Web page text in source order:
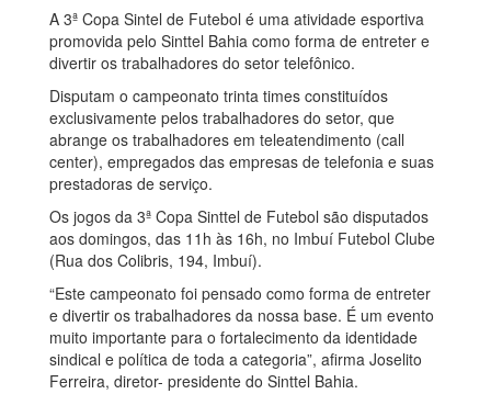
A 3ª Copa Sintel de Futebol é uma atividade esportiva
promovida pelo Sinttel Bahia como forma de entreter e
divertir os trabalhadores do setor telefônico.
Disputam o campeonato trinta times constituídos
exclusivamente pelos trabalhadores do setor, que
abrange os trabalhadores em teleatendimento (call
center), empregados das empresas de telefonia e suas
prestadoras de serviço.
Os jogos da 3ª Copa Sinttel de Futebol são disputados
aos domingos, das 11h às 16h, no Imbuí Futebol Clube
(Rua dos Colibris, 194, Imbuí).
“Este campeonato foi pensado como forma de entreter
e divertir os trabalhadores da nossa base. É um evento
muito importante para o fortalecimento da identidade
sindical e política de toda a categoria”, afirma Joselito
Ferreira, diretor- presidente do Sinttel Bahia.